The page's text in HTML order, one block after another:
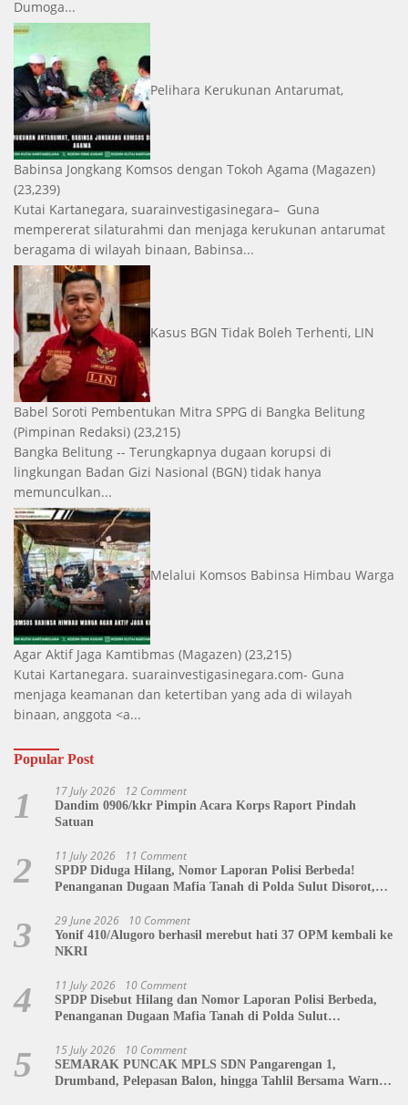
Dumoga...
Pelihara Kerukunan Antarumat,
Babinsa Jongkang Komsos dengan Tokoh Agama (Magazen)
(23,239)
Kutai Kartanegara, suarainvestigasinegara– Guna
mempererat silaturahmi dan menjaga kerukunan antarumat
beragama di wilayah binaan, Babinsa...
Kasus BGN Tidak Boleh Terhenti, LIN
Babel Soroti Pembentukan Mitra SPPG di Bangka Belitung
(Pimpinan Redaksi) (23,215)
Bangka Belitung -- Terungkapnya dugaan korupsi di
lingkungan Badan Gizi Nasional (BGN) tidak hanya
memunculkan...
Melalui Komsos Babinsa Himbau Warga
Agar Aktif Jaga Kamtibmas (Magazen) (23,215)
Kutai Kartanegara. suarainvestigasinegara.com- Guna
menjaga keamanan dan ketertiban yang ada di wilayah
binaan, anggota <a...
Popular Post
1 17 July 2026 12 Comment
Dandim 0906/kkr Pimpin Acara Korps Raport Pindah
Satuan
2 11 July 2026 11 Comment
SPDP Diduga Hilang, Nomor Laporan Polisi Berbeda!
Penanganan Dugaan Mafia Tanah di Polda Sulut Disorot,
3 29 June 2026 10 Comment
Yonif 410/Alugoro berhasil merebut hati 37 OPM kembali ke
NKRI
4 11 July 2026 10 Comment
SPDP Disebut Hilang dan Nomor Laporan Polisi Berbeda,
Penanganan Dugaan Mafia Tanah di Polda Sulut
5 15 July 2026 10 Comment
SEMARAK PUNCAK MPLS SDN Pangarengan 1,
Drumband, Pelepasan Balon, hingga Tahlil Bersama Warnai